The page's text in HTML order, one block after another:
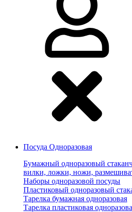
Посуда Одноразовая
Бумажный одноразовый
вилки, ложки, ножи,
Наборы одноразовой посуды
Пластиковый одноразовый
Тарелка бумажная одноразовая
Тарелка пластиковая